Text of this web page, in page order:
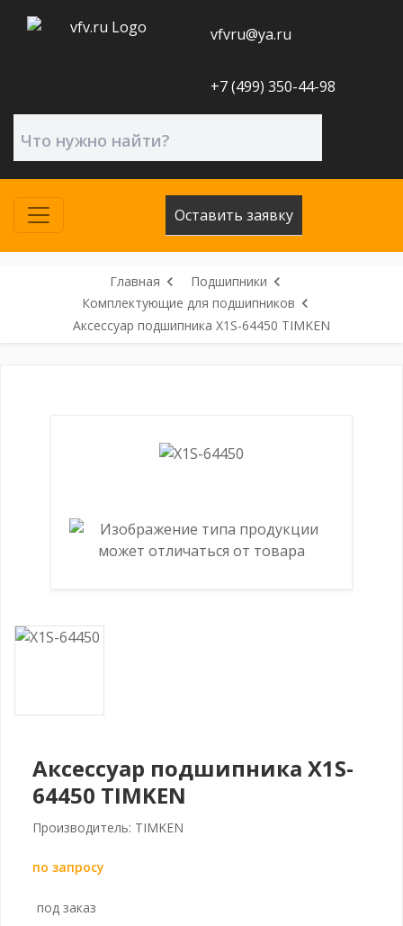
vfvru@ya.ru
+7 (499) 350-44-98
Оставить заявку
Главная
Подшипники
Комплектующие для подшипников
Аксессуар подшипника X1S-64450 TIMKEN
Аксессуар подшипника X1S-
64450 TIMKEN
Производитель: TIMKEN
по запросу
под заказ